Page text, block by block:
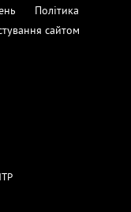
Політика
сайтом